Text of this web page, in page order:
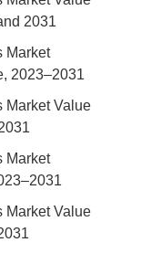
2031
Market
2023–2031
Market Value
Market
Market Value